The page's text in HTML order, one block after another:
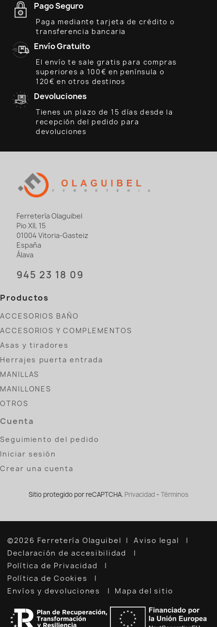
Pago Seguro
Paga mediante tarjeta de crédito o
transferencia bancaria
Envío Gratuito
El envío te sale gratis para compras
superiores a 100€ en península o
120€ en otros destinos
Devoluciones
Tienes un plazo de 15 días desde la
recepción del pedido para
devoluciones
Ferretería Olaguibel
Pio XII, 15
01004 Vitoria-Gasteiz
España
Álava
945 23 18 09
Productos
ACCESORIOS BAÑO
ACCESORIOS Y COMPLEMENTOS
Asas y tiradores
Herrajes puerta entrada
MANILLAS
MANILLONES
OTROS
Cuenta
Seguimiento del pedido
Iniciar sesión
Crear una cuenta
Sitio protegido por reCAPTCHA. Privacidad - Términos
©2026 Ferretería Olaguibel
Aviso legal
Declaración de accesibilidad
Política de Privacidad
Política de Cookies
Envíos y devoluciones
Mapa del sitio